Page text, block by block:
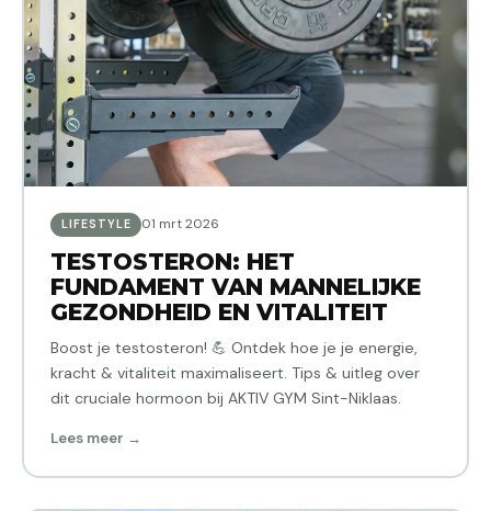
LIFESTYLE 01 mrt 2026
TESTOSTERON: HET
FUNDAMENT VAN MANNELIJKE
GEZONDHEID EN VITALITEIT
Boost je testosteron! 💪 Ontdek hoe je je energie,
kracht & vitaliteit maximaliseert. Tips & uitleg over
dit cruciale hormoon bij AKTIV GYM Sint-Niklaas.
Lees meer →